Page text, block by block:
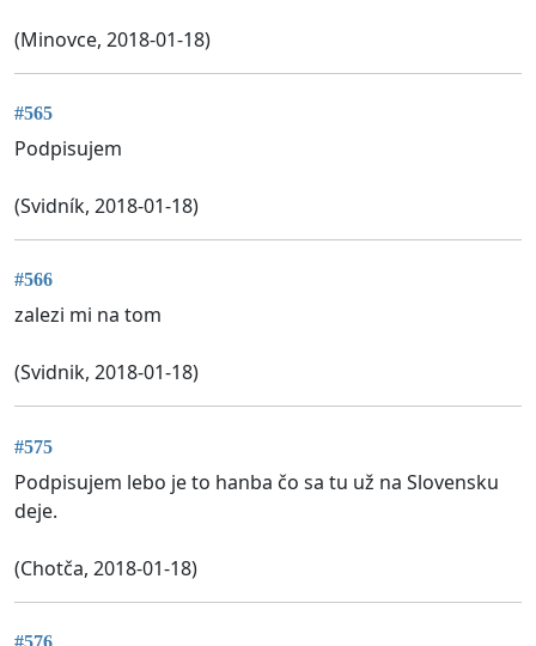
(Minovce, 2018-01-18)
#565
Podpisujem
(Svidník, 2018-01-18)
#566
zalezi mi na tom
(Svidnik, 2018-01-18)
#575
Podpisujem lebo je to hanba čo sa tu už na Slovensku
deje.
(Chotča, 2018-01-18)